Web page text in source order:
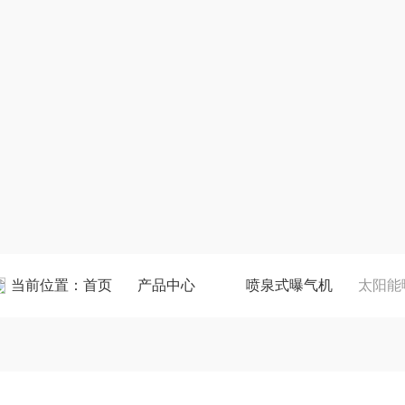
当前位置： 首页 产品中心 喷泉式曝气机 太阳